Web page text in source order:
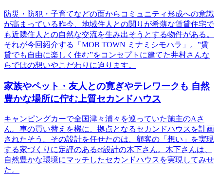
防災・防犯・子育てなどの面からコミュニティ形成への意識
が高まっている昨今、地域住人との関りが希薄な賃貸住宅で
も近隣住人との自然な交流を生み出そうとする物件がある。
それが今回紹介する「MOB TOWN ミナミシモハラ」。‟賃
貸でも自由に楽しく住む”をコンセプトに建てた井村さんな
らではの想いやこだわりに迫ります。
家族やペット・友人との寛ぎやテレワークも 自然
豊かな場所に佇む上質セカンドハウス
キャンピングカーで全国津々浦々を巡っていた施主のAさ
ん。車の買い替えを機に、拠点となるセカンドハウスを計画
されたそう。その設計を任せたのは、顧客の「想い」を実現
する家づくりに定評のあるef設計の木下さん。木下さんは、
自然豊かな環境にマッチしたセカンドハウスを実現してみせ
た。